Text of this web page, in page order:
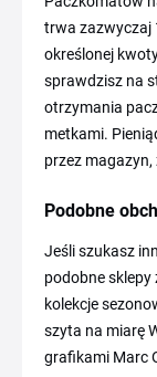
trwa zazwyczaj
określonej
sprawdzisz na
otrzymania
metkami.
przez
Podobne
Jeśli szukasz
podobne sklepy
kolekcje
szyta na miarę
grafikami Marc